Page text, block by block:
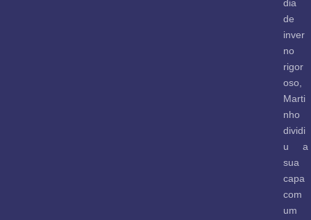
dia
de
inver
no
rigor
oso,
Marti
nho
dividi
u a
sua
capa
com
um